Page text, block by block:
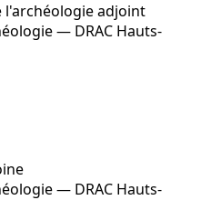
l'archéologie adjoint
— DRAC Hauts-
— DRAC Hauts-